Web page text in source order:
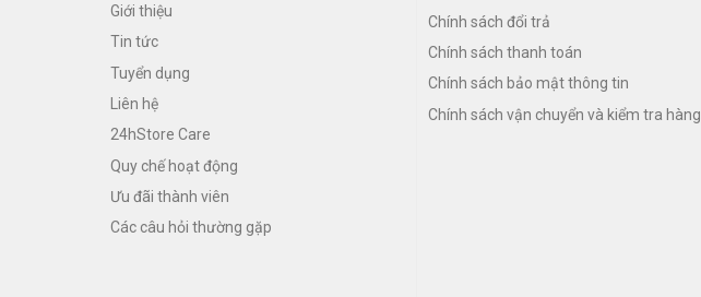
Giới thiệu
Tin tức
Tuyển dụng
Liên hệ
24hStore Care
Quy chế hoạt động
Ưu đãi thành viên
Các câu hỏi thường gặp
Chính sách đổi trả
Chính sách thanh toán
Chính sách bảo mật thông tin
Chính sách vận chuyển và kiểm tra hàng